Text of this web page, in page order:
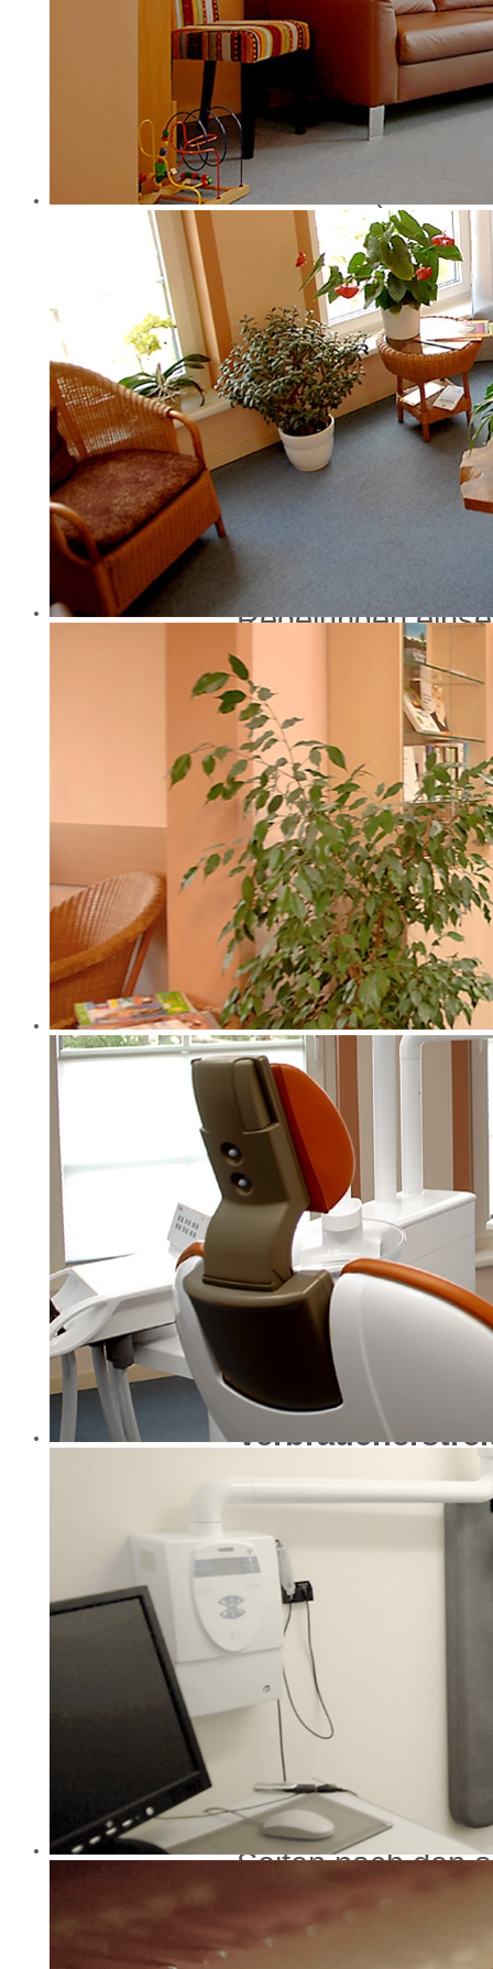
01099 Dresden
https://
Zahnarzt
Deutschland)
-
- Heilberufe-
-
- Berufsordnung
Die Regelung
Regelungen
Angaben zur
Name und Sitz
HDI
Geltungsraum
Deutschland
Dipl. Stom.
Redaktionell
Dipl. Stom.
Straße 4
01587 Riesa
Wir sind nicht
teilzunehmen.
Haftung für
Als
Abs.1 TMG für
Seiten nach den
verantwortlich.
wir als